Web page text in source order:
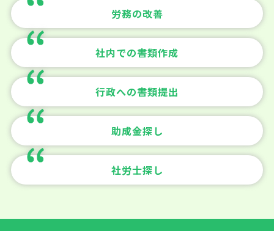
労務の改善
社内での書類作成
行政への書類提出
助成金探し
社労士探し